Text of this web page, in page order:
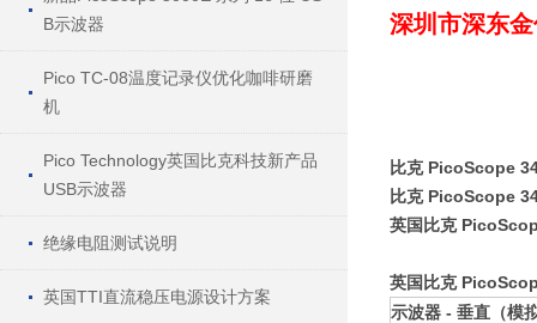
B示波器
Pico TC-08温度记录仪优化咖啡研磨
机
Pico Technology英国比克科技新产品
USB示波器
绝缘电阻测试说明
英国TTI直流稳压电源设计方案
深圳市深东
比克 PicoScope
比克 PicoScope
英国比克
英国比克
示波器 - 垂直（模